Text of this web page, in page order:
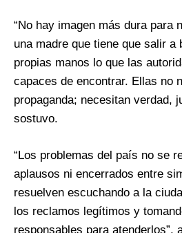
“No hay imagen más dura para
una madre que tiene que salir a
propias manos lo que las
capaces de encontrar. Ellas no
propaganda; necesitan verdad,
sostuvo.
“Los problemas del país no se
aplausos ni encerrados entre
resuelven escuchando a la
los reclamos legítimos y
responsables para atenderlos”,